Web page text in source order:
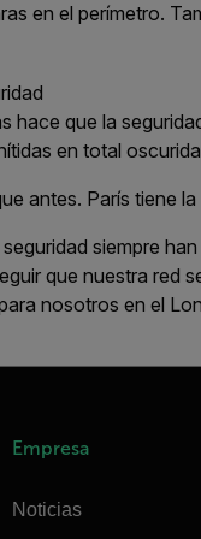
en el perímetro.
hace que la
en total
antes. París tiene la
siempre
que nuestra red
nosotros en el
Empresa
Noticias